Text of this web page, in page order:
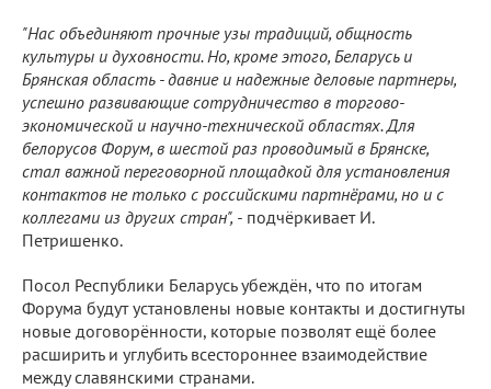
"Нас объединяют прочные узы традиций, общность
культуры и духовности. Но, кроме этого, Беларусь и
Брянская область - давние и надежные деловые партнеры,
успешно развивающие сотрудничество в торгово-
экономической и научно-технической областях. Для
белорусов Форум, в шестой раз проводимый в Брянске,
стал важной переговорной площадкой для установления
контактов не только с российскими партнёрами, но и с
коллегами из других стран", - подчёркивает И.
Петришенко.
Посол Республики Беларусь убеждён, что по итогам
Форума будут установлены новые контакты и достигнуты
новые договорённости, которые позволят ещё более
расширить и углубить всестороннее взаимодействие
между славянскими странами.